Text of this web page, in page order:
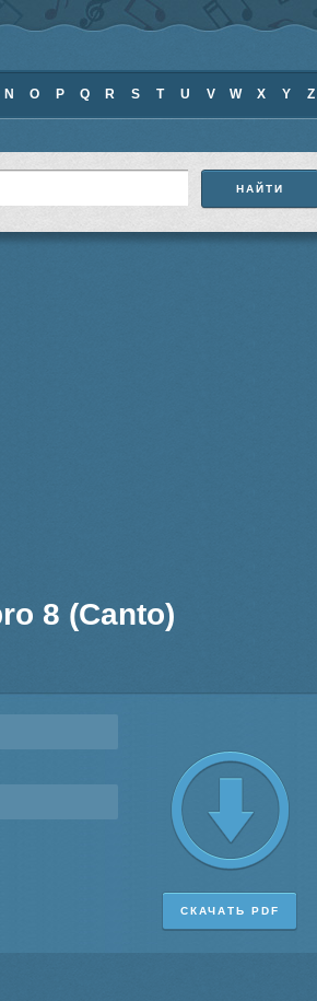
N O P Q R S T U V W X Y Z
8 (Canto)
СКАЧАТЬ PDF